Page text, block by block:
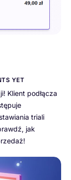
YET
Klient podłącza
triali
jak